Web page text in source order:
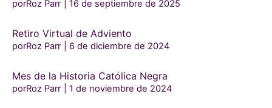
porRoz Parr 16 de septiembre de 2025
Retiro Virtual de Adviento
porRoz Parr 6 de diciembre de 2024
Mes de la Historia Católica Negra
porRoz Parr 1 de noviembre de 2024